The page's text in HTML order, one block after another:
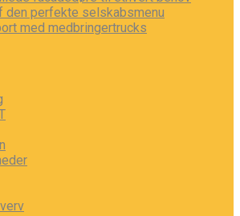
den perfekte selskabsmenu
med medbringertrucks